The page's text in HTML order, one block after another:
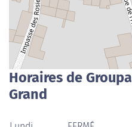
Horaires de
Grand